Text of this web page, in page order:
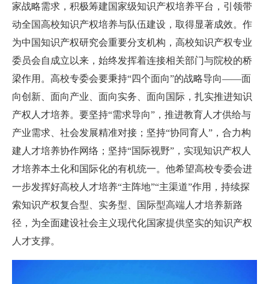
家战略需求，积极筹建国家级知识产权培养平台，引领带
动全国高校知识产权培养与队伍建设，取得显著成效。作
为中国知识产权研究会重要分支机构，高校知识产权专业
委员会自成立以来，始终发挥着连接相关部门与院校的桥
梁作用。高校专委会要秉持“四个面向”的战略导向——面
向创新、面向产业、面向实务、面向国际，扎实推进知识
产权人才培养。要坚持“需求导向”，推进教育人才供给与
产业需求、社会发展精准对接；坚持“协同育人”，合力构
建人才培养协作网络；坚持“国际视野”，实现知识产权人
才培养本土化和国际化的有机统一。他希望高校专委会进
一步发挥好高校人才培养“主阵地”“主渠道”作用，持续探
索知识产权复合型、实务型、国际型高端人才培养新路
径，为全面建设社会主义现代化国家提供坚实的知识产权
人才支撑。